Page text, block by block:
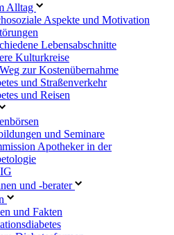
Alltag
Aspekte und Motivation
Lebensabschnitte
Kulturkreise
zur Kostenübernahme
und Straßenverkehr
und Reisen
und Seminare
Apotheker in der
und -berater
und Fakten